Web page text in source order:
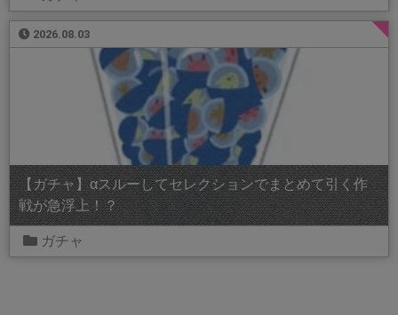
2026.08.03
【ガチャ】αスルーしてセレクションでまとめて引く作
戦が急浮上！？
ガチャ